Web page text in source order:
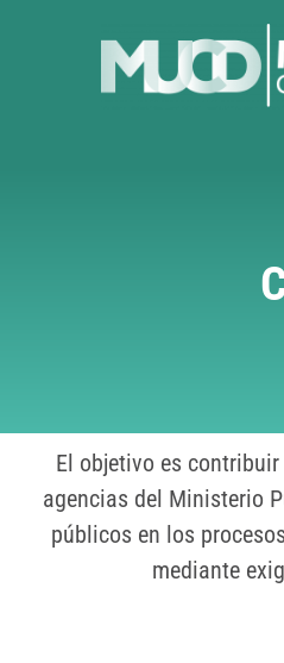
El objetivo es
agencias del Ministerio
públicos en los
mediante